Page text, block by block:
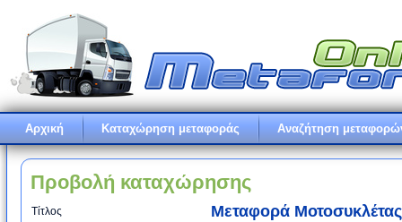
Αρχική Καταχώρηση μεταφοράς Αναζήτηση
Προβολή καταχώρησης
Τίτλος Μεταφορά Μοτοσυκλέτας